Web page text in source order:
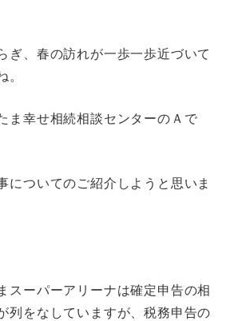
ぎ、春の訪れが一歩一歩近づいて
。
ま幸せ相続相談センターのＡで
についてのご紹介しようと思いま
スーパーアリーナは確定申告の相
列をなしていますが、税務申告の